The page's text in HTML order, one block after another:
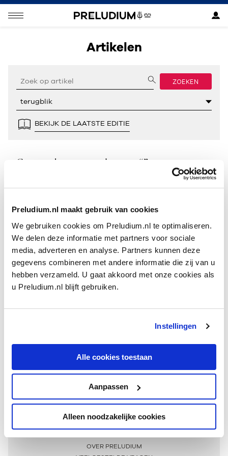
Preludium.nl maakt gebruik van cookies
We gebruiken cookies om Preludium.nl te optimaliseren.
We delen deze informatie met partners voor sociale
media, adverteren en analyse. Partners kunnen deze
gegevens combineren met andere informatie die zij van u
hebben verzameld. U gaat akkoord met onze cookies als
u Preludium.nl blijft gebruiken.
Instellingen
Alle cookies toestaan
Aanpassen
Alleen noodzakelijke cookies
Artikelen
ZOEKEN
BEKIJK DE LAATSTE EDITIE
Geen resultaten gevonden voor “”.
Meer informatie
OVER PRELUDIUM